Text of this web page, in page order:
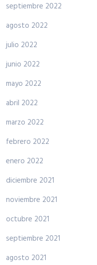
septiembre 2022
agosto 2022
julio 2022
junio 2022
mayo 2022
abril 2022
marzo 2022
febrero 2022
enero 2022
diciembre 2021
noviembre 2021
octubre 2021
septiembre 2021
agosto 2021